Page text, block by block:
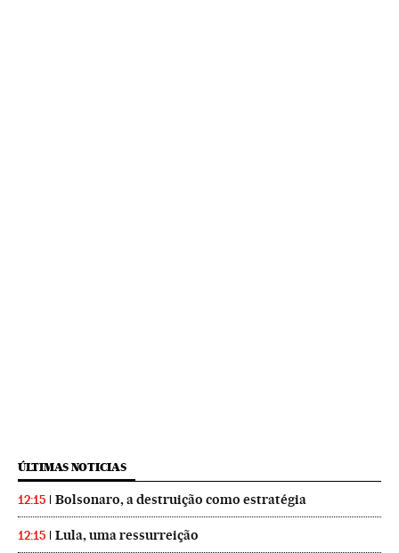
ÚLTIMAS NOTICIAS
12:15 Bolsonaro, a destruição como estratégia
12:15 Lula, uma ressurreição